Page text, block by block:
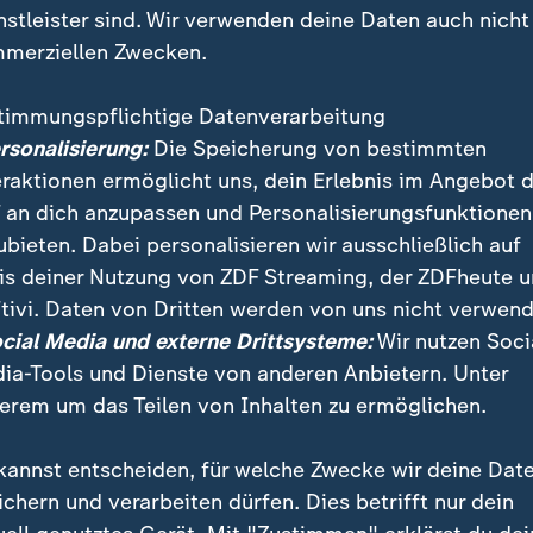
gegen den geplanten Einsatz der Nationalgarde
verurteilt die Entsendung der Nationalgarde
sind. Wir verwenden deine Daten auch nicht
Zwecken.
Datenverarbeitung
Die Speicherung von bestimmten
ermöglicht uns, dein Erlebnis im Angebot
an dich anzupassen und Personalisierungsfunktionen
Dabei personalisieren wir ausschließlich auf
deiner Nutzung von ZDF Streaming, der ZDFheute
Daten von Dritten werden von uns nicht
Media und externe Drittsysteme:Wir nutzen
Tools und Dienste von anderen Anbietern. Unter
um das Teilen von Inhalten zu ermöglichen.
entscheiden, für welche Zwecke wir deine
und verarbeiten dürfen. Dies betrifft nur dein